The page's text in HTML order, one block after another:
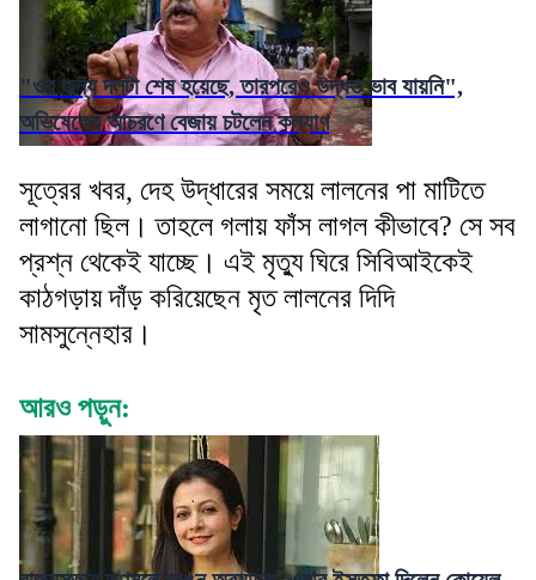
"ওর জন্য দলটা শেষ হয়েছে, তারপরেও উদ্ধত ভাব যায়নি",
অভিষেকের আচরণে বেজায় চটলেন কল্যাণ
সূত্রের খবর, দেহ উদ্ধারের সময়ে লালনের পা মাটিতে
লাগানো ছিল। তাহলে গলায় ফাঁস লাগল কীভাবে? সে সব
প্রশ্ন থেকেই যাচ্ছে। এই মৃত্যু ঘিরে সিবিআইকেই
কাঠগড়ায় দাঁড় করিয়েছেন মৃত লালনের দিদি
সামসুন্নেহার।
আরও পড়ুন: